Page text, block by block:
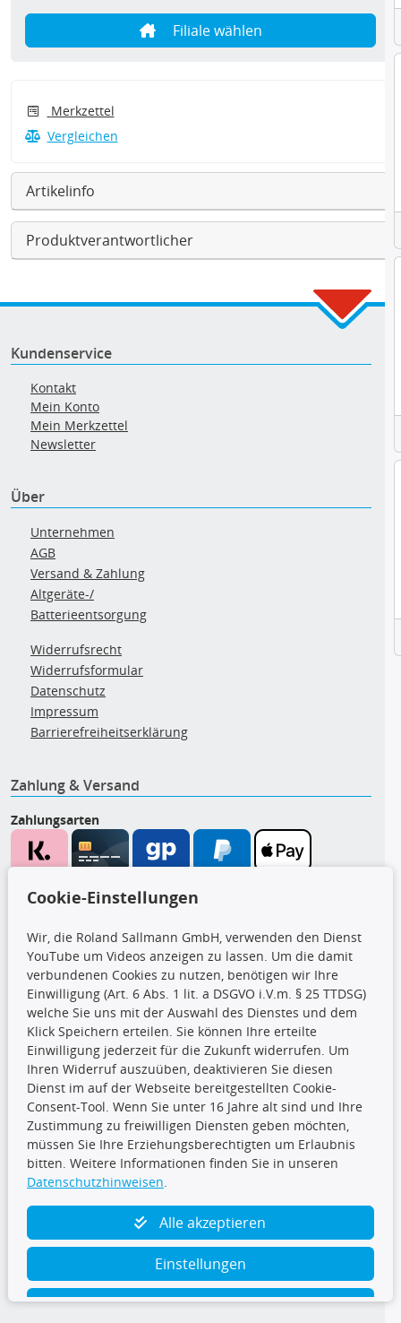
Filiale wählen
Merkzettel
Vergleichen
Artikelinfo
Produktverantwortlicher
Kundenservice
Kontakt
Mein Konto
Mein Merkzettel
Newsletter
Über
Unternehmen
AGB
Versand & Zahlung
Altgeräte-/
Batterieentsorgung
Widerrufsrecht
Widerrufsformular
Datenschutz
Impressum
Barrierefreiheitserklärung
Zahlung & Versand
Zahlungsarten
CARAT Gruppe
Folge uns
TecDoc Inside
Cookie-Einstellungen
Wir, die Roland Sallmann GmbH, verwenden den Dienst
YouTube um Videos anzeigen zu lassen. Um die damit
verbundenen Cookies zu nutzen, benötigen wir Ihre
Einwilligung (Art. 6 Abs. 1 lit. a DSGVO i.V.m. § 25 TTDSG)
welche Sie uns mit der Auswahl des Dienstes und dem
Klick Speichern erteilen. Sie können Ihre erteilte
Einwilligung jederzeit für die Zukunft widerrufen. Um
Ihren Widerruf auszuüben, deaktivieren Sie diesen
Dienst im auf der Webseite bereitgestellten Cookie-
Consent-Tool. Wenn Sie unter 16 Jahre alt sind und Ihre
Zustimmung zu freiwilligen Diensten geben möchten,
müssen Sie Ihre Erziehungsberechtigten um Erlaubnis
bitten. Weitere Informationen finden Sie in unseren
Datenschutzhinweisen
Alle akzeptieren
Einstellungen
Ablehnen